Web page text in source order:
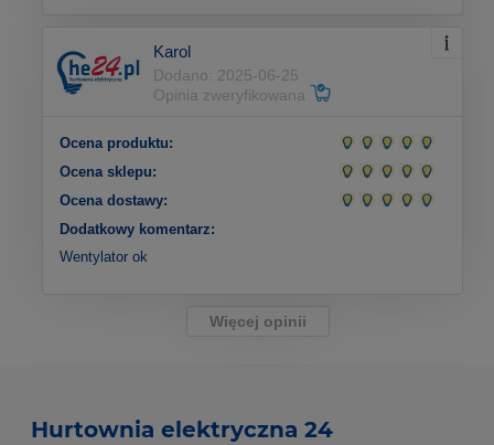
Karol
Dodano: 2025-06-25
Opinia zweryfikowana
Ocena produktu:
Ocena sklepu:
Ocena dostawy:
Dodatkowy komentarz:
Wentylator ok
Więcej opinii
Hurtownia elektryczna 24